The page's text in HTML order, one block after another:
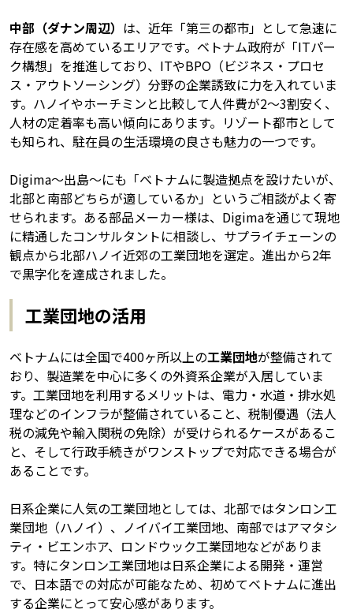
中部（ダナン周辺） は、近年「第三の都市」として急速に
存在感を高めているエリアです。ベトナム政府が「ITパー
ク構想」を推進しており、ITやBPO（ビジネス・プロセ
ス・アウトソーシング）分野の企業誘致に力を入れていま
す。ハノイやホーチミンと比較して人件費が2〜3割安く、
人材の定着率も高い傾向にあります。リゾート都市として
も知られ、駐在員の生活環境の良さも魅力の一つです。
Digima〜出島〜にも「ベトナムに製造拠点を設けたいが、
北部と南部どちらが適しているか」というご相談がよく寄
せられます。ある部品メーカー様は、Digimaを通じて現地
に精通したコンサルタントに相談し、サプライチェーンの
観点から北部ハノイ近郊の工業団地を選定。進出から2年
で黒字化を達成されました。
工業団地の活用
ベトナムには全国で400ヶ所以上の工業団地が整備されて
おり、製造業を中心に多くの外資系企業が入居していま
す。工業団地を利用するメリットは、電力・水道・排水処
理などのインフラが整備されていること、税制優遇（法人
税の減免や輸入関税の免除）が受けられるケースがあるこ
と、そして行政手続きがワンストップで対応できる場合が
あることです。
日系企業に人気の工業団地としては、北部ではタンロン工
業団地（ハノイ）、ノイバイ工業団地、南部ではアマタシ
ティ・ビエンホア、ロンドウック工業団地などがありま
す。特にタンロン工業団地は日系企業による開発・運営
で、日本語での対応が可能なため、初めてベトナムに進出
する企業にとって安心感があります。